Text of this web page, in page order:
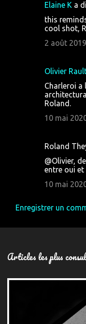
Elaine K a
this
cool shot,
2 août
Olivier
Charleroi a
Roland.
10 mai
Roland
@Olivier,
entre oui
10 mai
Enregistrer un
Articles les plus